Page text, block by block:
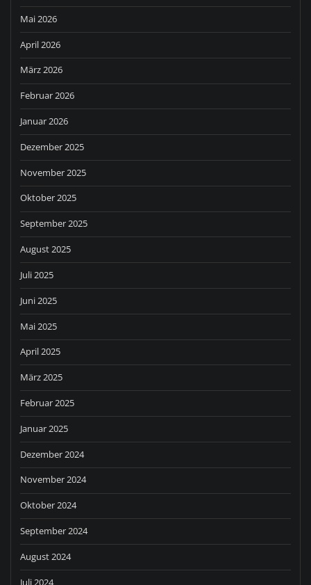
Mai 2026
April 2026
März 2026
Februar 2026
Januar 2026
Dezember 2025
November 2025
Oktober 2025
September 2025
August 2025
Juli 2025
Juni 2025
Mai 2025
April 2025
März 2025
Februar 2025
Januar 2025
Dezember 2024
November 2024
Oktober 2024
September 2024
August 2024
Juli 2024